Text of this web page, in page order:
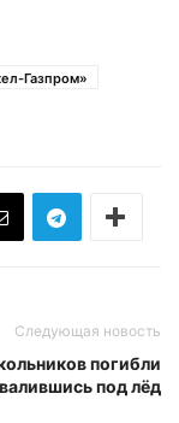
Газпром»
Следующая новость
погибли
под лёд